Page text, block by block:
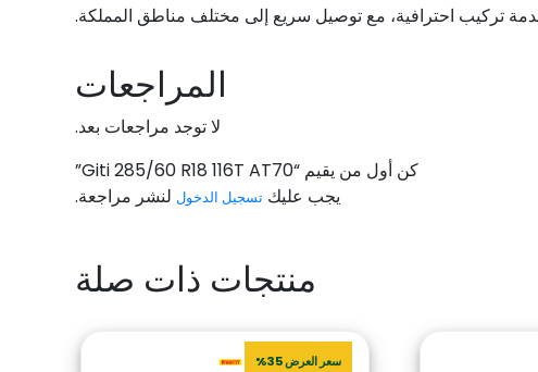
تركيب احترافية، مع توصيل سريع إلى مختلف مناطق المملكة.
المراجعات
لا توجد مراجعات بعد.
كن أول من يقيم “Giti 285/60 R18 116T AT70”
يجب عليكتسجيل الدخول لنشر مراجعة.
منتجات ذات صلة
سعر العرض 35%